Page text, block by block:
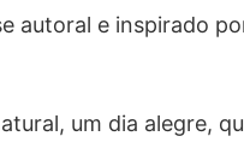
autoral e inspirado
um dia alegre,